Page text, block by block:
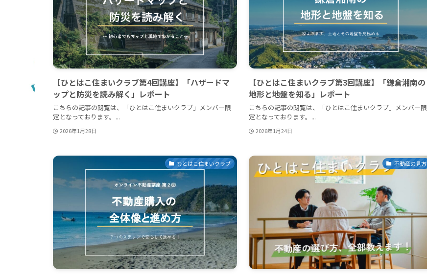
【ひとはこ住まいクラブ第4回講座】「ハザードマ
ップと防災を読み解く」レポート
こちらの記事の閲覧は、「ひとはこ住まいクラブ」メンバー限
定となっております。...
2026年1月28日
【ひとはこ住まいクラブ第3回講座】「鎌倉湘南の
地形と地盤を知る」レポート
こちらの記事の閲覧は、「ひとはこ住まいクラブ」メンバー限
定となっております。...
2026年1月24日
ひとはこ住まいクラブ 不動産の見方